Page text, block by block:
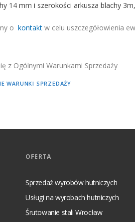
14 mm i szerokości arkusza blachy 3m,
o kontakt w celu uszczegółowienia
z Ogólnymi Warunkami Sprzedaży
WARUNKI SPRZEDAŻY
OFERTA
Sprzedaż wyrobów hutniczych
Usługi na wyrobach hutniczych
Śrutowanie stali Wrocław